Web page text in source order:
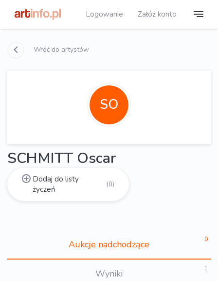
Logowanie Załóż konto
Wróć do artystów
SO
SCHMITT Oscar
Dodaj do listy
życzeń
(0)
Aukcje nadchodzące 0
Wyniki 1